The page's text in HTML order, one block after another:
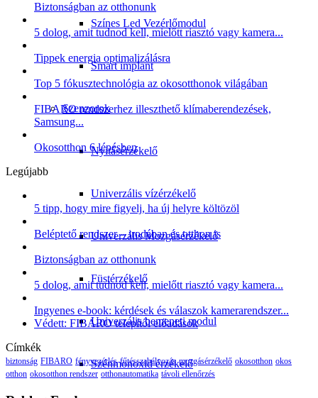
Színes Led Vezérlőmodul
Smart implant
Szenzorok
Nyitásérzékelő
Univerzális vízérzékelő
Univerzális Mozgásérzékelő
Füstérzékelő
Univerzális bemeneti modul
Szénmonoxid érzékelő
Biztonságban az otthonunk
5 dolog, amit tudnod kell, mielőtt riasztó vagy kamera...
Tippek energia optimalizálásra
Top 5 fókusztechnológia az okosotthonok világában
FIBARO rendszerhez illeszthető klímaberendezések,
Samsung...
Okosotthon 6 lépésben
Legújabb
5 tipp, hogy mire figyelj, ha új helyre költözöl
Beléptető rendszer – irodában és otthon is
Biztonságban az otthonunk
5 dolog, amit tudnod kell, mielőtt riasztó vagy kamera...
Ingyenes e-book: kérdések és válaszok kamerarendszer...
Védett: FIBARO telepítői előadások
Címkék
biztonság FIBARO fényvezérlés fűtésszabályozás mozgásérzékelő okosotthon okos
otthon okosotthon rendszer otthonautomatika távoli ellenőrzés